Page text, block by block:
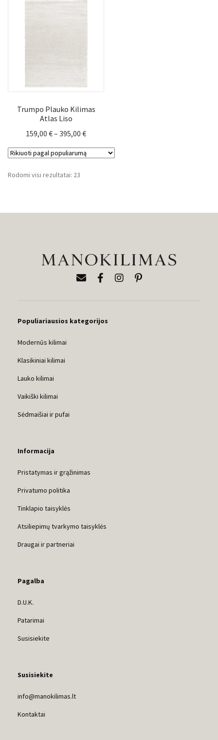
Trumpo Plauko Kilimas
Atlas Liso
159,00 €– 395,00 €Price
159,00 €
Rodomi visi rezultatai: 23
Populiariausios kategorijos
Modernūs kilimai
Klasikiniai kilimai
Lauko kilimai
Vaikiški kilimai
Sėdmaišiai ir pufai
Informacija
Pristatymas ir grąžinimas
Privatumo politika
Tinklapio taisyklės
Atsiliepimų tvarkymo taisyklės
Draugai ir partneriai
Pagalba
D.U.K.
Patarimai
Susisiekite
Susisiekite
info@manokilimas.lt
Kontaktai